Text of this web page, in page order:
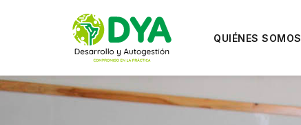
QUIÉNES SOMOS